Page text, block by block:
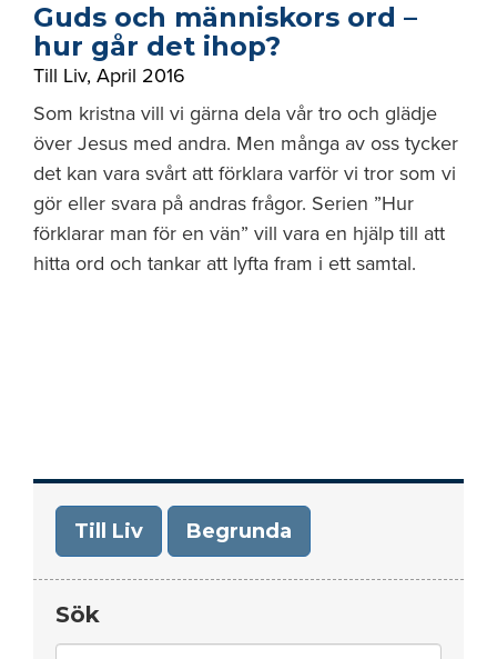
Guds och människors ord –
hur går det ihop?
Till Liv, April 2016
Som kristna vill vi gärna dela vår tro och glädje
över Jesus med andra. Men många av oss tycker
det kan vara svårt att förklara varför vi tror som vi
gör eller svara på andras frågor. Serien ”Hur
förklarar man för en vän” vill vara en hjälp till att
hitta ord och tankar att lyfta fram i ett samtal.
Till Liv Begrunda
Sök